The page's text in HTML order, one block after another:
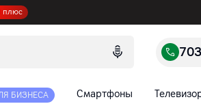
плюс
БИЗНЕСА Смартфоны